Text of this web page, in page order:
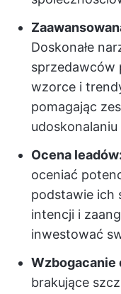
Doskonałe
sprzedawców
wzorce i
pomagając
Ocena leadów:
oceniać
podstawie ich
intencji i
inwestować
Wzbogacanie
brakujące